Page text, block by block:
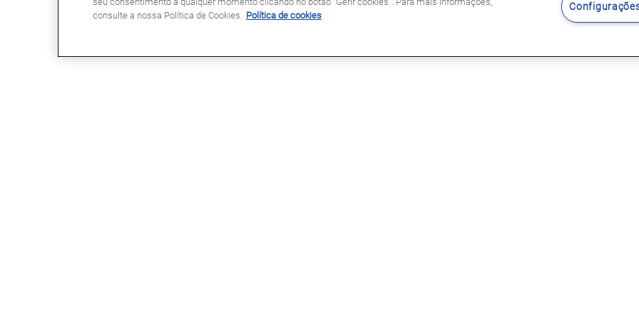
consulte a nossa Política de Cookies. Política de cookies